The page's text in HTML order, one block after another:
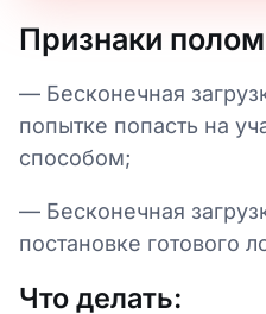
Признаки
— Бесконечная
попытке попасть на
способом;
— Бесконечная
постановке готового
Что делать: